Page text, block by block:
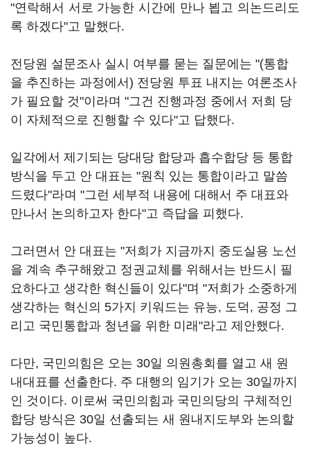
"연락해서 서로 가능한 시간에 만나 뵙고 의논드리도
록 하겠다"고 말했다.
전당원 설문조사 실시 여부를 묻는 질문에는 "(통합
을 추진하는 과정에서) 전당원 투표 내지는 여론조사
가 필요할 것"이라며 "그건 진행과정 중에서 저희 당
이 자체적으로 진행할 수 있다"고 답했다.
일각에서 제기되는 당대당 합당과 흡수합당 등 통합
방식을 두고 안 대표는 "원칙 있는 통합이라고 말씀
드렸다"라며 "그런 세부적 내용에 대해서 주 대표와
만나서 논의하고자 한다"고 즉답을 피했다.
그러면서 안 대표는 "저희가 지금까지 중도실용 노선
을 계속 추구해왔고 정권교체를 위해서는 반드시 필
요하다고 생각한 혁신들이 있다"며 "저희가 소중하게
생각하는 혁신의 5가지 키워드는 유능, 도덕, 공정 그
리고 국민통합과 청년을 위한 미래"라고 제안했다.
다만, 국민의힘은 오는 30일 의원총회를 열고 새 원
내대표를 선출한다. 주 대행의 임기가 오는 30일까지
인 것이다. 이로써 국민의힘과 국민의당의 구체적인
합당 방식은 30일 선출되는 새 원내지도부와 논의할
가능성이 높다.